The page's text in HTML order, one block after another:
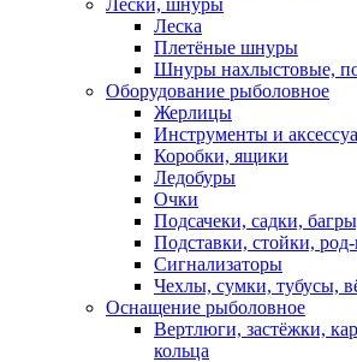
Лески, шнуры
Леска
Плетёные шнуры
Шнуры нахлыстовые,
Оборудование рыболовное
Жерлицы
Инструменты и
Коробки, ящики
Ледобуры
Очки
Подсачеки, садки,
Подставки, стойки,
Сигнализаторы
Чехлы, сумки, тубусы,
Оснащение рыболовное
Вертлюги, застёжки,
кольца